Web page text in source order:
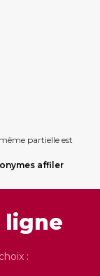
partielle est
affiler
ligne
: